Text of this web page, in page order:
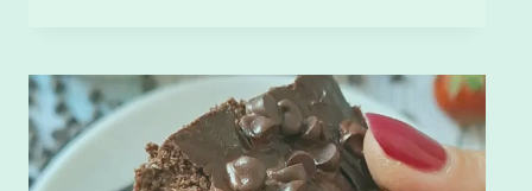
E
CACAO
CON
DESSERT
PROTEICO